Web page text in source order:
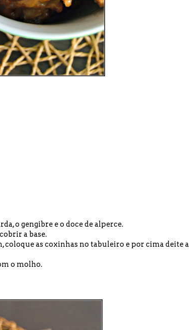
o gengibre e o doce de alperce.
a base.
coloque as coxinhas no tabuleiro e por cima deite a
o molho.